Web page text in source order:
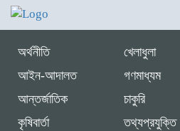
অর্থনীতি
আইন-আদালত
আন্তর্জাতিক
কৃষিবার্তা
খেলাধুলা
গণমাধ্যম
চাকুরি
তথ্যপ্রযুক্তি